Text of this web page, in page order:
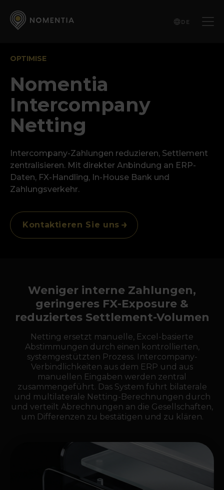
DE
OPTIMISE
Nomentia
Intercompany
Netting
Intercompany-Zahlungen reduzieren, Settlement
zentralisieren. Mit direkter Anbindung an ERP-
Daten, FX-Handling, In-House Bank und
Zahlungsverkehr.
Kontaktieren Sie uns
Weniger interne Zahlungen,
geringeres FX-Exposure &
reduziertes Settlement-Volumen
Netting ersetzt manuelle, Excel-basierte
Abstimmungen durch einen kontrollierten,
systemgestützten Prozess. Intercompany-
Verbindlichkeiten aus dem ERP und aus
manuellen Eingaben werden zentral
zusammengeführt. Das System führt bilaterale
und multilaterale Netting-Berechnungen durch
und verteilt Abrechnungen an die Gesellschaften,
um Differenzen zu bestätigen und zu klären.